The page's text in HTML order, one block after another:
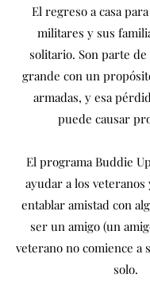
El regreso a casa
militares y sus
solitario. Son parte
grande con un
armadas, y esa
puede causar
El programa Buddie
ayudar a los veteranos
entablar amistad con
ser un amigo (un
veterano no comience a
solo.